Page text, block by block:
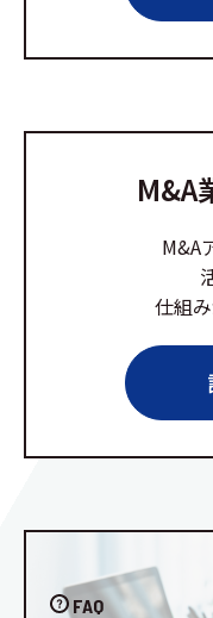
M&A
M&A
仕組
FAQ